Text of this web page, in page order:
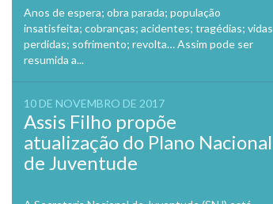
Anos de espera; obra parada; população
insatisfeita; cobranças; acidentes; tragédias; vidas
perdidas; sofrimento; revolta… Assim pode ser
resumida a...
10 DE NOVEMBRO DE 2017
Assis Filho propõe
atualização do Plano Nacional
de Juventude